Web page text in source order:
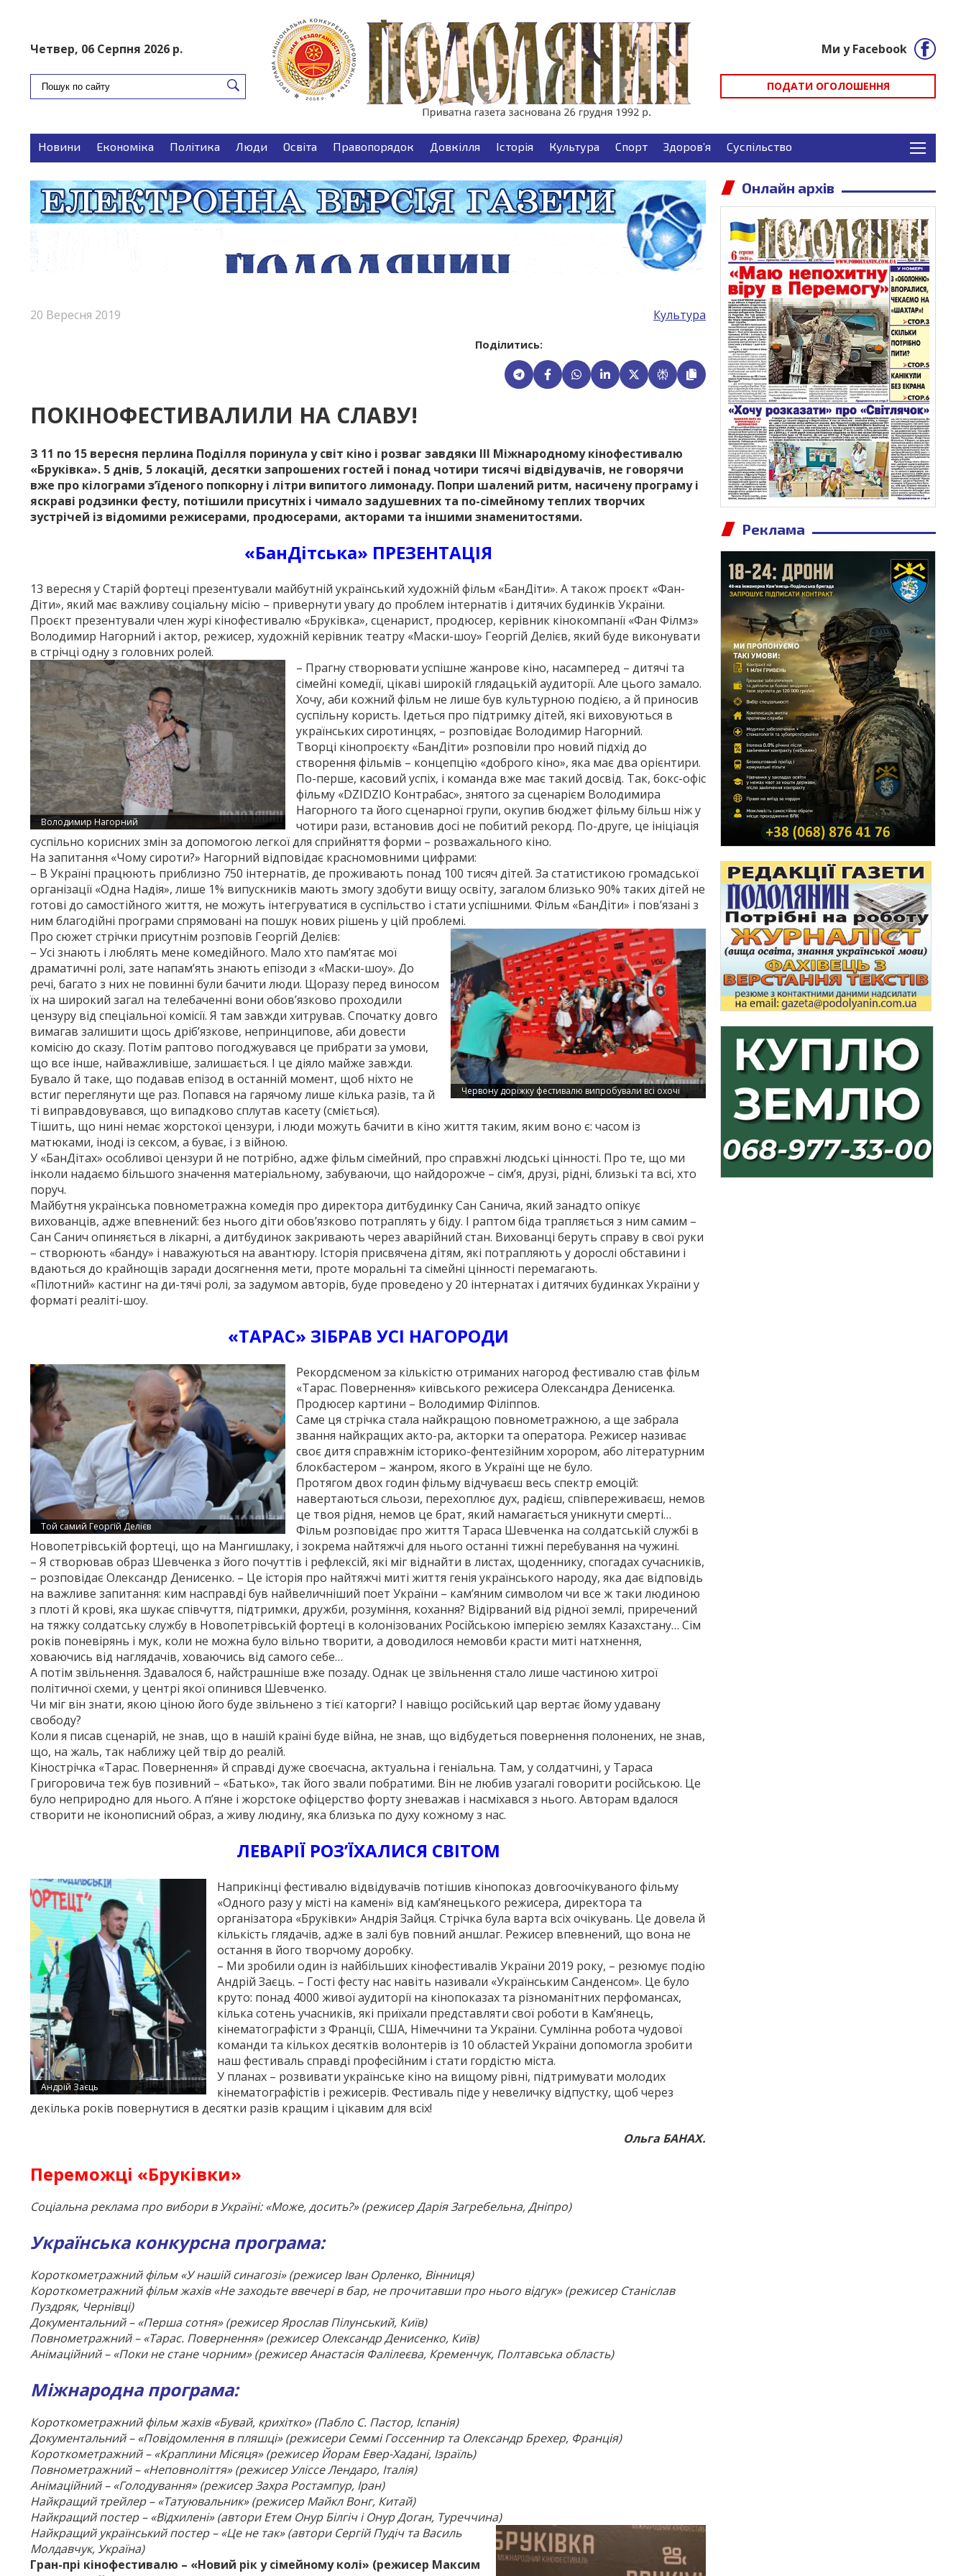
Четвер, 06 Серпня 2026 р. Ми у Facebook
ПОДАТИ ОГОЛОШЕННЯ
Новини Економіка Політика Люди Освіта Правопорядок Довкілля Історія Культура Спорт Здоров’я Суспільство
20 Вересня 2019 Культура
Поділитись:
ПОКІНОФЕСТИВАЛИЛИ НА СЛАВУ!
З 11 по 15 вересня перлина Поділля поринула у світ кіно і розваг завдяки ІІІ Міжнародному кінофестивалю
«Бруківка». 5 днів, 5 локацій, десятки запрошених гостей і понад чотири тисячі відвідувачів, не говорячи
вже про кілограми з’їденого попкорну і літри випитого лимонаду. Попри шалений ритм, насичену програму і
яскраві родзинки фесту, потішили присутніх і чимало задушевних та по-сімейному теплих творчих
зустрічей із відомими режисерами, продюсерами, акторами та іншими знаменитостями.
«БанДітська» ПРЕЗЕНТАЦІЯ
13 вересня у Старій форте­ці презентували майбутній український художній фільм «БанДіти». А також проєкт «Фан­
Діти», який має важливу соціальну місію – привернути увагу до проблем інтернатів і дитячих будинків України.
Проєкт презентували член журі кінофестивалю «Бруківка», сценарист, продюсер, керівник кіно­ком­панії «Фан Філмз»
Володимир Нагорний і актор, режисер, художній керівник театру «Маски-шоу» Георгій Делієв, який буде виконувати
в стрічці одну з головних ролей.
Володимир Нагорний
– Прагну створювати успішне жанрове кіно, насамперед – дитячі та
сімейні комедії, цікаві широкій глядацькій аудиторії. Але цього замало.
Хочу, аби кожний фільм не лише був культурною подією, а й приносив
суспільну користь. Ідеться про підтримку дітей, які виховуються в
українських сиротинцях, – розповідає Володимир Нагорний.
Творці кінопроєкту «Бан­Діти» розповіли про новий підхід до
створення фільмів – концепцію «доброго кіно», яка має два орієнтири.
По-перше, касовий успіх, і команда вже має такий досвід. Так, бокс-офіс
фільму «DZIDZIO Контрабас», знятого за сценарієм Володимира
Нагорного та його сценарної групи, окупив бюджет фільму більш ніж у
чотири рази, встановив досі не побитий рекорд. По-друге, це ініціація
суспільно корисних змін за допомогою легкої для сприй­няття форми – розважального кіно.
На запитання «Чому сироти?» Нагорний відповідає красномовними цифрами:
– В Україні працюють приблизно 750 інтернатів, де проживають понад 100 тисяч дітей. За статистикою громадської
організації «Одна Надія», лише 1% випускників мають змогу здобути вищу освіту, загалом близько 90% таких дітей не
готові до самостійного життя, не можуть інтегруватися в суспільство і стати успішними. Фільм «БанДіти» і пов’язані з
ним благодійні програми спрямовані на пошук нових рішень у цій проблемі.
Червону доріжку фестивалю випробували всі охочі
Про сюжет стрічки присутнім розповів Георгій Делієв:
– Усі знають і люблять мене комедійного. Мало хто пам’ятає мої
драматичні ролі, зате напам’ять знають епізоди з «Маски-шоу». До
речі, багато з них не повинні були бачити люди. Щоразу перед виносом
їх на широкий загал на телебаченні вони обов’язково проходили
цензуру від спеціальної комісії. Я там завжди хитрував. Спочатку довго
вимагав залишити щось дріб’язкове, непринципове, аби довести
комісію до сказу. Потім раптово погоджувався це прибрати за умови,
що все інше, найважливіше, залишається. І це ді­яло майже завжди.
Бувало й таке, що подавав епізод в останній момент, щоб ніхто не
встиг переглянути ще раз. Попався на гарячому лише кілька разів, та й
ті виправдовувався, що випадково сплутав касету (сміється).
Тішить, що нині немає жорстокої цензури, і люди можуть бачити в кіно життя таким, яким воно є: часом із
матюками, іноді із сексом, а буває, і з війною.
У «БанДітах» особливої цензури й не потрібно, адже фільм сімейний, про справжні людські цінності. Про те, що ми
інколи надаємо більшого значення матеріальному, забуваючи, що найдорож­че – сім’я, друзі, рідні, близькі та всі, хто
поруч.
Майбутня українська повнометражна комедія про директора дитбудинку Сан Санича, який занадто опікує
вихованців, адже впевнений: без нього діти обов’язково потраплять у біду. І раптом біда трапляється з ним самим –
Сан Санич опиняється в лікарні, а дитбудинок закривають через аварійний стан. Вихованці беруть справу в свої руки
– створюють «банду» і наважуються на авантюру. Історія присвячена дітям, які потрапляють у дорослі обставини і
вдаються до крайнощів заради досягнення мети, проте моральні та сімейні цінності перемагають.
«Пілотний» кастинг на ди­-тячі ролі, за задумом авторів, буде проведено у 20 інтернатах і дитячих будинках України у
форматі реаліті-шоу.
«ТАРАС» ЗІБРАВ УСІ НАГОРОДИ
Той самий Георгій Делієв
Рекордсменом за кількістю отриманих нагород фестивалю став фільм
«Тарас. Повернення» київського режисера Олександ­ра Денисенка.
Продюсер кар­тини – Володимир Філіппов.
Саме ця стрічка стала найкращою повнометражною, а ще забрала
звання найкращих акто­-ра, актор­ки та оператора. Режисер називає
своє дитя справж­нім історико-фентезійним хо­рором, або літературним
блокбастером – жан­ром, якого в Україні ще не було.
Протягом двох годин фільму відчу­ваєш весь спектр емоцій:
навертаються сльози, перехоп­лює дух, радієш, співпережи­ваєш, немов
це твоя рідня, немов це брат, який намагається уникнути смерті…
Фільм розповідає про життя Тараса Шевченка на солдатській службі в
Новопетрівській фортеці, що на Мангишлаку, і зокрема найтяжчі для нього останні тижні перебування на чужині.
– Я створював образ Шевченка з його почуттів і рефлексій, які міг віднайти в листах, щоденнику, спогадах сучасників,
– розповідає Олександр Денисенко. – Це історія про найтяжчі миті життя генія українського народу, яка дає відповідь
на важливе запитання: ким насправді був найвеличніший поет України – кам’яним символом чи все ж таки людиною
з плоті й крові, яка шукає співчуття, підтримки, дружби, розуміння, кохання? Відірваний від рідної землі, приречений
на тяжку солдатську службу в Новопетрівській фортеці в колонізованих Російською імперією землях Казахстану… Сім
років поневірянь і мук, коли не можна було вільно творити, а доводилося немовби красти миті натхнення,
ховаючись від наглядачів, ховаючись від самого себе…
А потім звільнення. Здавалося б, найстрашніше вже позаду. Однак це звільнення стало лише частиною хитрої
політичної схеми, у центрі якої опинився Шевченко.
Чи міг він знати, якою ціною його буде звільнено з тієї каторги? І навіщо російський цар вертає йому удавану
свободу?
Коли я писав сценарій, не знав, що в нашій країні буде війна, не знав, що відбудеться повернення полонених, не знав,
що, на жаль, так наближу цей твір до реалій.
Кінострічка «Тарас. Повернення» й справді дуже своєчасна, актуальна і ге­ніальна. Там, у солдатчині, у Тараса
Григоровича теж був позивний – «Батько», так його звали побратими. Він не любив узагалі говорити російською. Це
було неприродно для нього. А п’яне і жорстоке офіцерство форту зневажав і насміхався з нього. Авторам вдалося
створити не іконописний образ, а живу людину, яка близька по духу кожному з нас.
ЛЕВАРІЇ РОЗ’ЇХАЛИСЯ СВІТОМ
Андрій Заєць
Наприкінці фестивалю відві­дувачів потішив кінопоказ дов­гоочікуваного фільму
«Одного разу у місті на камені» від кам’я­нецького режисера, директора та
організатора «Бруківки» Анд­рія Зайця. Стрічка була варта всіх очікувань. Це довела й
кількість глядачів, адже в залі був повний аншлаг. Режисер впевнений, що вона не
остання в його творчому доробку.
– Ми зробили один із найбільших кінофестивалів України 2019 року, – резюмує подію
Андрій Заєць. – Гості фесту нас навіть називали «Українським Санденсом». Це було
круто: понад 4000 живої аудиторії на кінопоказах та різноманітних перфомансах,
кілька сотень учасників, які приїхали представляти свої роботи в Кам’янець,
кінематографісти з Франції, США, Німеччини та України. Сумлінна робота чудової
команди та кількох десятків волонтерів із 10 областей України допомогла зробити
наш фестиваль справді професійним і стати гордістю міста.
У планах – розвивати українське кіно на вищому рівні, підтримувати молодих
кінематографістів і режисерів. Фестиваль піде у невеличку відпустку, щоб через
декілька років повернутися в десятки разів кращим і цікавим для всіх!
Ольга БАНАХ.
Переможці «Бруківки»
Соціальна реклама про вибори в Україні: «Може, досить?» (режисер Дарія Загребельна, Дніпро)
Українська конкурсна програма:
Короткометражний фільм «У нашій синагозі» (режисер Іван Орленко, Вінниця)
Короткометражний фільм жахів «Не заходьте ввечері в бар, не прочитавши про нього відгук» (режисер Станіслав
Пуздряк, Чернівці)
Документальний – «Перша сотня» (режисер Ярослав Пілунський, Київ)
Повнометражний – «Тарас. Повернення» (режисер Олек­сандр Денисенко, Київ)
Анімаційний – «Поки не стане чорним» (режисер Анастасія Фалілеєва, Кременчук, Полтавська область)
Міжнародна програма:
Короткометражний фільм жахів «Бу­вай, крихітко» (Пабло С. Пас­тор, Іспанія)
Документальний – «Повідомлення в пляшці» (режисери Семмі Госсеннир та Олександр Брехер, Франція)
Короткометражний – «Краплини Місяця» (режисер Йорам Евер-Хадані, Ізраїль)
Повнометражний – «Неповноліття» (режисер Уліссе Лендаро, Італія)
Анімаційний – «Голодування» (режисер Захра Ростампур, Іран)
Найкращий трейлер – «Татуювальник» (режисер Майкл Вонг, Китай)
Найкращий постер – «Відхилені» (автори Етем Онур Білгіч і Онур Доган, Туреччина)
Найкращий український постер – «Це не так» (автори Сергій Пудіч та Василь
Молдавчук, Украї­на)
Гран-прі кінофестивалю – «Новий рік у сімейному колі» (режисер Максим
Онлайн архів
Реклама